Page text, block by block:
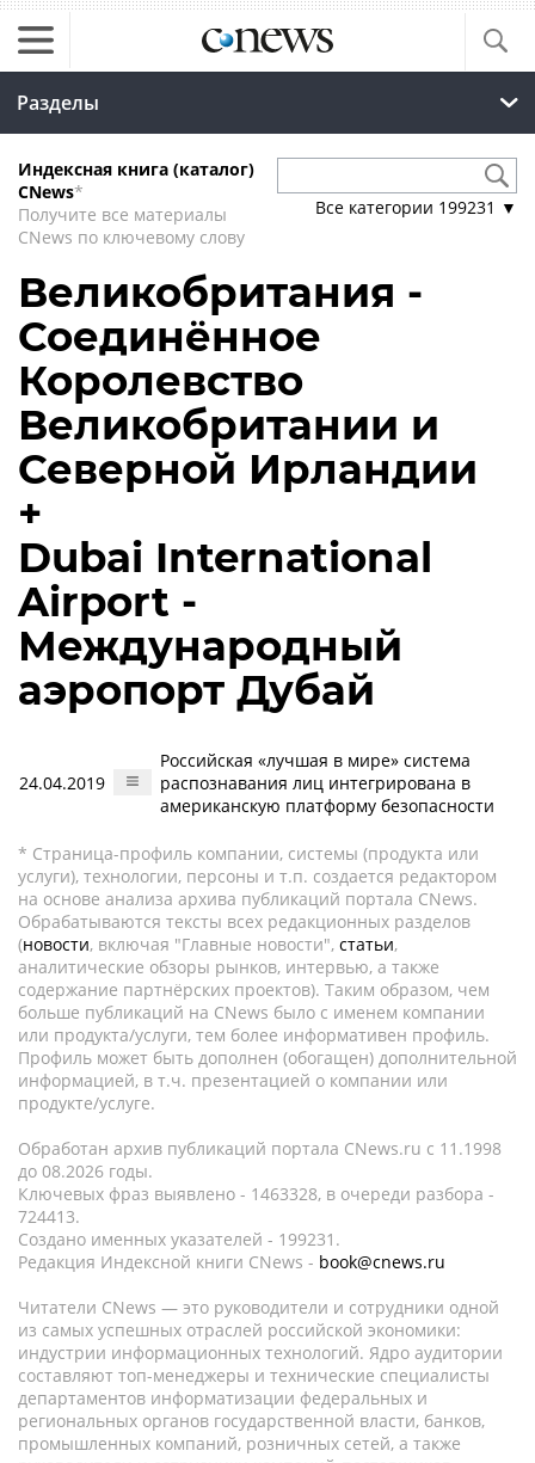
Разделы
Индексная книга (каталог)
CNews*
Получите все материалы
CNews по ключевому слову
Все категории 199231 ▼
Великобритания -
Соединённое
Королевство
Великобритании и
Северной Ирландии
+
Dubai International
Airport -
Международный
аэропорт Дубай
24.04.2019
Российская «лучшая в мире» система
распознавания лиц интегрирована в
американскую платформу безопасности
* Страница-профиль компании, системы (продукта или
услуги), технологии, персоны и т.п. создается редактором
на основе анализа архива публикаций портала CNews.
Обрабатываются тексты всех редакционных разделов
(новости, включая "Главные новости", статьи,
аналитические обзоры рынков, интервью, а также
содержание партнёрских проектов). Таким образом, чем
больше публикаций на CNews было с именем компании
или продукта/услуги, тем более информативен профиль.
Профиль может быть дополнен (обогащен) дополнительной
информацией, в т.ч. презентацией о компании или
продукте/услуге.
Обработан архив публикаций портала CNews.ru c 11.1998
до 08.2026 годы.
Ключевых фраз выявлено - 1463328, в очереди разбора -
724413.
Создано именных указателей - 199231.
Редакция Индексной книги CNews - book@cnews.ru
Читатели CNews — это руководители и сотрудники одной
из самых успешных отраслей российской экономики:
индустрии информационных технологий. Ядро аудитории
составляют топ-менеджеры и технические специалисты
департаментов информатизации федеральных и
региональных органов государственной власти, банков,
промышленных компаний, розничных сетей, а также